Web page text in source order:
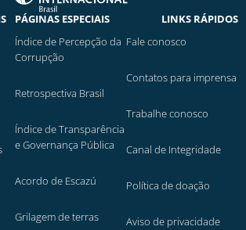
PÁGINAS ESPECIAIS
Índice de Percepção da
Corrupção
Retrospectiva Brasil
Índice de Transparência
e Governança Pública
Acordo de Escazú
Grilagem de terras
LINKS RÁPIDOS
Fale conosco
Contatos para imprensa
Trabalhe conosco
Canal de Integridade
Política de doação
Aviso de privacidade